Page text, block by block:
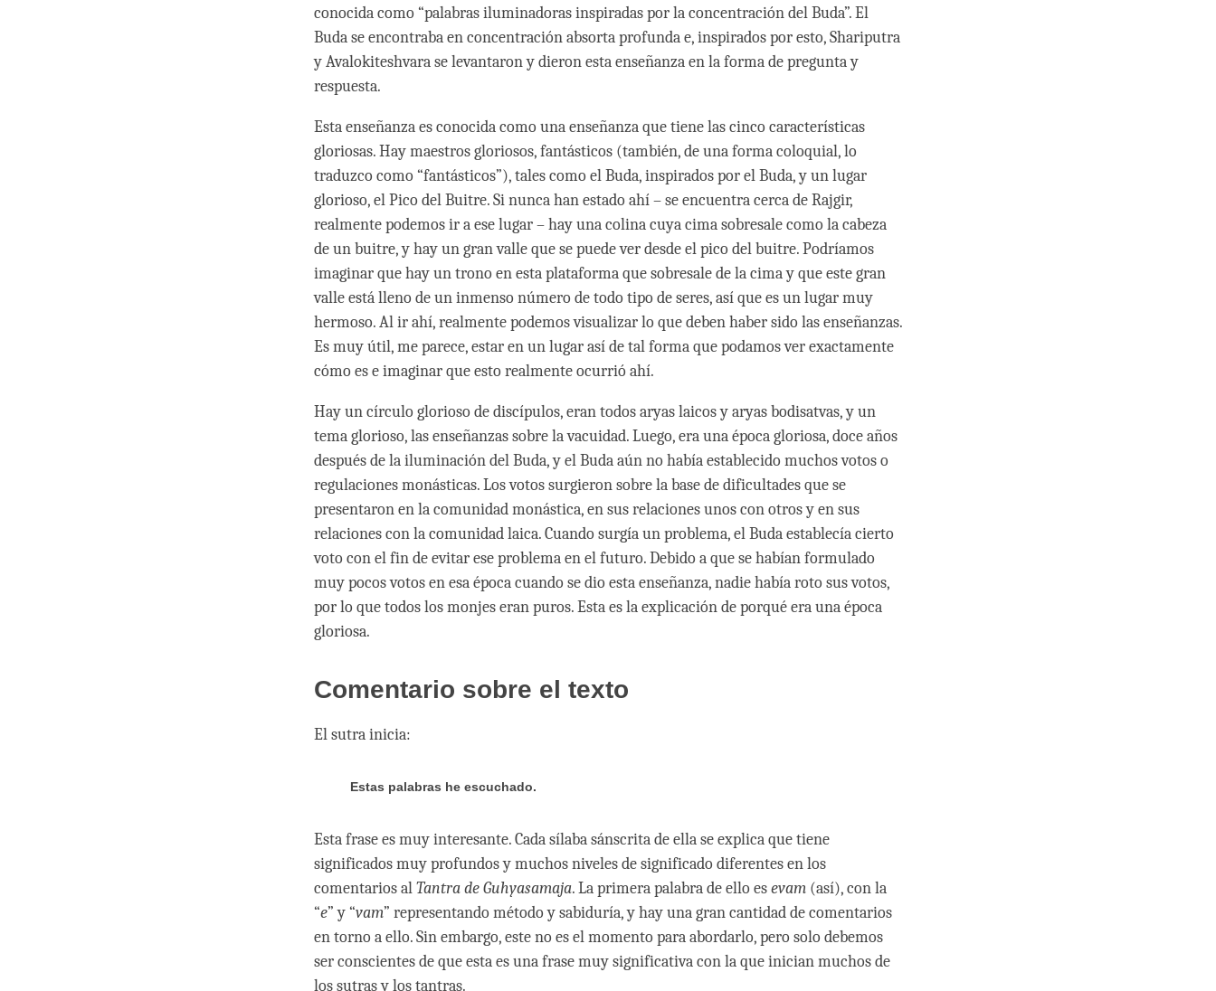
conocida como “palabras iluminadoras inspiradas por la concentración del Buda”. El
Buda se encontraba en concentración absorta profunda e, inspirados por esto, Shariputra
y Avalokiteshvara se levantaron y dieron esta enseñanza en la forma de pregunta y
respuesta.
Esta enseñanza es conocida como una enseñanza que tiene las cinco características
gloriosas. Hay maestros gloriosos, fantásticos (también, de una forma coloquial, lo
traduzco como “fantásticos”), tales como el Buda, inspirados por el Buda, y un lugar
glorioso, el Pico del Buitre. Si nunca han estado ahí – se encuentra cerca de Rajgir,
realmente podemos ir a ese lugar – hay una colina cuya cima sobresale como la cabeza
de un buitre, y hay un gran valle que se puede ver desde el pico del buitre. Podríamos
imaginar que hay un trono en esta plataforma que sobresale de la cima y que este gran
valle está lleno de un inmenso número de todo tipo de seres, así que es un lugar muy
hermoso. Al ir ahí, realmente podemos visualizar lo que deben haber sido las enseñanzas.
Es muy útil, me parece, estar en un lugar así de tal forma que podamos ver exactamente
cómo es e imaginar que esto realmente ocurrió ahí.
Hay un círculo glorioso de discípulos, eran todos aryas laicos y aryas bodisatvas, y un
tema glorioso, las enseñanzas sobre la vacuidad. Luego, era una época gloriosa, doce años
después de la iluminación del Buda, y el Buda aún no había establecido muchos votos o
regulaciones monásticas. Los votos surgieron sobre la base de dificultades que se
presentaron en la comunidad monástica, en sus relaciones unos con otros y en sus
relaciones con la comunidad laica. Cuando surgía un problema, el Buda establecía cierto
voto con el fin de evitar ese problema en el futuro. Debido a que se habían formulado
muy pocos votos en esa época cuando se dio esta enseñanza, nadie había roto sus votos,
por lo que todos los monjes eran puros. Esta es la explicación de porqué era una época
gloriosa.
Comentario sobre el texto
El sutra inicia:
Estas palabras he escuchado.
Esta frase es muy interesante. Cada sílaba sánscrita de ella se explica que tiene
significados muy profundos y muchos niveles de significado diferentes en los
comentarios alTantra de Guhyasamaja. La primera palabra de ello esevam (así), con la
“e” y “vam” representando método y sabiduría, y hay una gran cantidad de comentarios
en torno a ello. Sin embargo, este no es el momento para abordarlo, pero solo debemos
ser conscientes de que esta es una frase muy significativa con la que inician muchos de
los sutras y los tantras.